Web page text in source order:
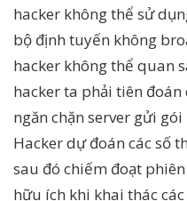
hacker không thể sử
bộ định tuyến không
hacker không thể quan
hacker ta phải tiên đoán
ngăn chặn server gửi gói
Hacker dự đoán các số
sau đó chiếm đoạt
hữu ích khi khai thác